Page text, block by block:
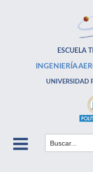
ESCUELA
INGENIERÍA
UNIVERSIDAD